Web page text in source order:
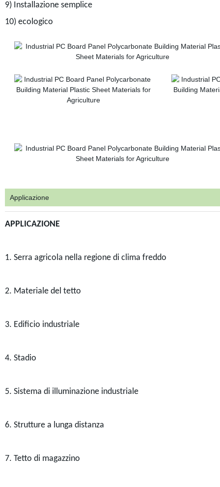
9) Installazione semplice
10) ecologico
Applicazione
APPLICAZIONE
1. Serra agricola nella regione di clima freddo
2. Materiale del tetto
3. Edificio industriale
4. Stadio
5. Sistema di illuminazione industriale
6. Strutture a lunga distanza
7. Tetto di magazzino